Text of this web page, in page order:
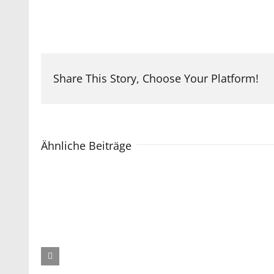
Share This Story, Choose Your Platform!
Ähnliche Beiträge